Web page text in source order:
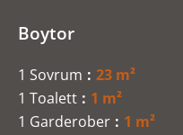
Boytor
1 Sovrum
23 m²
1 Toalett
1 m²
1 Garderober
1 m²